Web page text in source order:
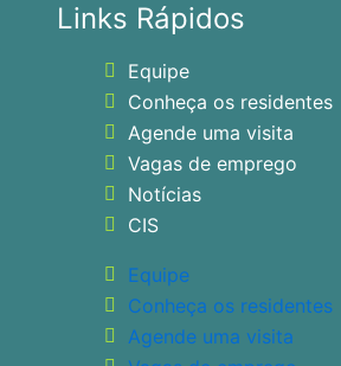
Links Rápidos
Equipe
Conheça os residentes
Agende uma visita
Vagas de emprego
Notícias
CIS
Equipe
Conheça os residentes
Agende uma visita